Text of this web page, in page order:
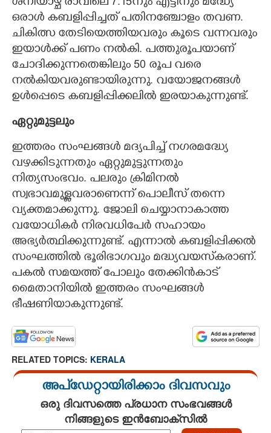
ഒരാൾ കബളിപ്പിച്ചത് പതിനഞ്ചോളം തവണ.
ചികിത്സ തേടിയെത്തിയവരും കൂടെ വന്നവരും
ഇയാൾക്ക് പണം നൽകി. പത്തുരൂപയാണ്
ചോദിക്കുന്നതെങ്കിലും 50 രൂപ വരെ
നൽകിയവരുണ്ടായിരുന്നു. വയോജനങ്ങൾ
ഉൾപ്പെടെ കബളിപ്പിക്കലിൽ ഇരയാകുന്നുണ്ട്.
ഏറ്റുമുട്ടലും
ഇത്തരം സംഘങ്ങൾ മദ്യപിച്ച് നഗരമദ്ധ്യേ
വഴക്കിടുന്നതും ഏറ്റുമുട്ടുന്നതും
നിത്യസംഭവം. പലരും ക്രിമിനൽ
സ്വഭാവമുള്ളവരാണെന്ന് പൊലീസ് തന്നെ
വ്യക്തമാക്കുന്നു. ജോലി ചെയ്യാനാകാത്ത
വയോധികർ നിരവധിപേർ സഹായം
അഭ്യർത്ഥിക്കുന്നുണ്ട്. എന്നാൽ കബളിപ്പിക്കൽ
സംഘത്തിൽ ഭൂരിഭാഗവും മദ്ധ്യവയസ്‌കരാണ്.
പകൽ സമയത്ത് പോലും തേക്കിൻകാട്
മൈതാനിയിൽ ഇത്തരം സംഘങ്ങൾ
ഭീഷണിയാകുന്നുണ്ട്.
RELATED TOPICS: KERALA
അപ്ഡേറ്റായിരിക്കാം ദിവസവും
ഒരു ദിവസത്തെ പ്രധാന സംഭവങ്ങൾ
നിങ്ങളുടെ ഇൻബോക്സിൽ